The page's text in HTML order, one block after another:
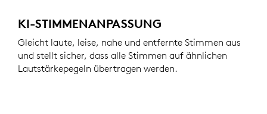
KI-STIMMENANPASSUNG
Gleicht laute, leise, nahe und entfernte Stimmen aus
und stellt sicher, dass alle Stimmen auf ähnlichen
Lautstärkepegeln übertragen werden.